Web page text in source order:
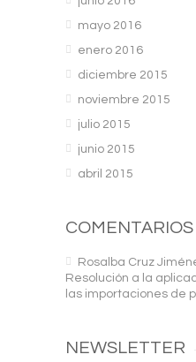
mayo 2016
enero 2016
diciembre 2015
noviembre 2015
julio 2015
junio 2015
abril 2015
Rosalba Cruz
Resolución a la
las importaciones de
NEWSLETTER